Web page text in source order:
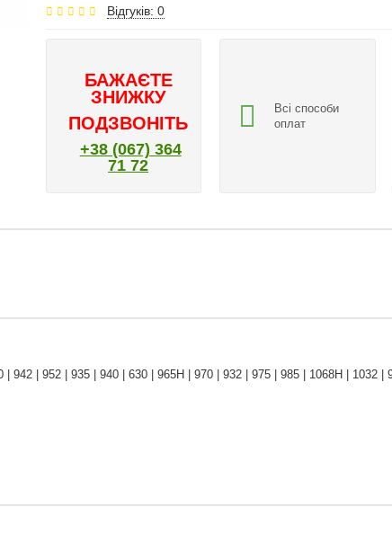
Відгуків: 0
БАЖАЄТЕ
ЗНИЖКУ
ПОДЗВОНІТЬ
+38 (067) 364
71 72
Всі способи
оплат
942 | 952 | 935 | 940 | 630 | 965H | 970 | 932 | 975 | 985 | 1068H | 1032 |